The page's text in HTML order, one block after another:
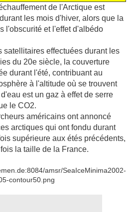
de l'Arctique est
les mois d'hiver, alors que la
l'obscurité et l'effet d'albédo
satellitaires effectuées durant les
du 20e siècle, la couverture
durant l'été, contribuant au
à l'altitude où se trouvent
est un gaz à effet de serre
le CO2.
américains ont annoncé
arctiques qui ont fondu durant
supérieure aux étés précédents,
la taille de la France.